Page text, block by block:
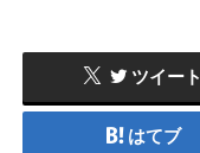
ツイート
はてブ